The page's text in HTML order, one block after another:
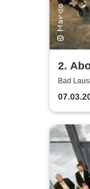
2.
Bad
Lausick